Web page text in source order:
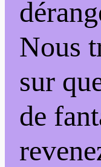
Nous
sur
de